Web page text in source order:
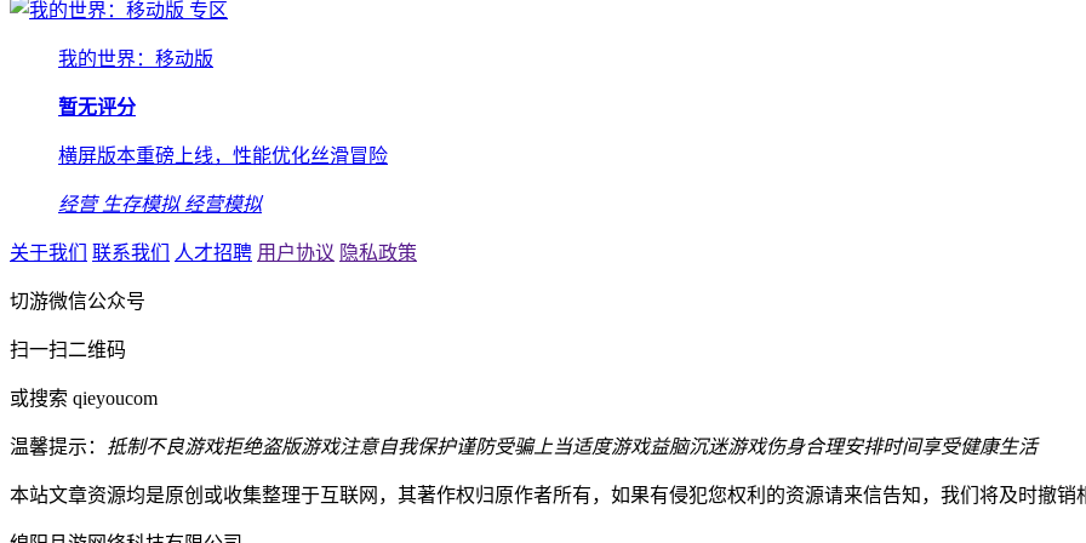
专区
我的世界：移动版
暂无评分
横屏版本重磅上线，性能优化丝滑冒险
经营 生存模拟 经营模拟
关于我们 联系我们 人才招聘 用户协议 隐私政策
切游微信公众号
扫一扫二维码
或搜索 qieyoucom
温馨提示： 抵制不良游戏拒绝盗版游戏注意自我保护谨防受骗上当适度游戏益脑沉迷游戏伤身合理安排时间享受健康生活
本站文章资源均是原创或收集整理于互联网，其著作权归原作者所有，如果有侵犯您权利的资源请来信告知，我们将及时撤销